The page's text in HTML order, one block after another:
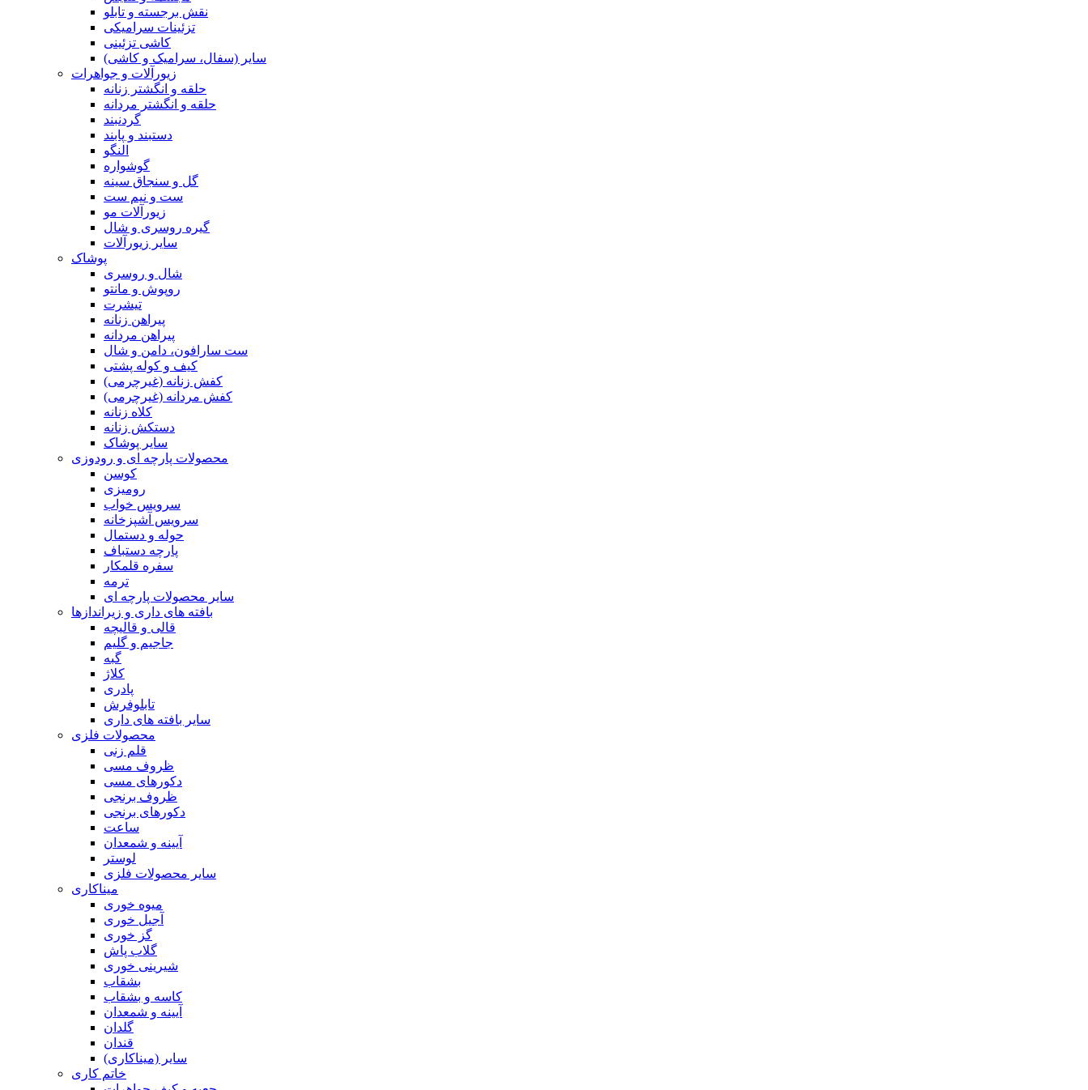
نقش برجسته و تابلو
تزئینات سرامیکی
کاشی تزئینی
سایر (سفال، سرامیک و کاشی)
زیورآلات و جواهرات
حلقه و انگشتر زنانه
حلقه و انگشتر مردانه
گردنبند
دستبند و پابند
النگو
گوشواره
گل و سنجاق سینه
ست و نیم ست
زیورآلات مو
گیره روسری و شال
سایر زیورآلات
پوشاک
شال و روسری
روپوش و مانتو
تیشرت
پیراهن زنانه
پیراهن مردانه
ست سارافون، دامن و شال
کیف و کوله پشتی
کفش زنانه (غیرچرمی)
کفش مردانه (غیرچرمی)
کلاه زنانه
دستکش زنانه
سایر پوشاک
محصولات پارچه ای و رودوزی
کوسن
رومیزی
سرویس خواب
سرویس آشپزخانه
حوله و دستمال
پارچه دستباف
سفره قلمکار
ترمه
سایر محصولات پارچه ای
بافته های داری و زیراندازها
قالی و قالیچه
جاجیم و گلیم
گبه
کلاژ
پادری
تابلوفرش
سایر بافته های داری
محصولات فلزی
قلم زنی
ظروف مسی
دکورهای مسی
ظروف برنجی
دکورهای برنجی
ساعت
آیینه و شمعدان
لوستر
سایر محصولات فلزی
میناکاری
میوه خوری
آجیل خوری
گز خوری
گلاب پاش
شیرینی خوری
بشقاب
کاسه و بشقاب
آیینه و شمعدان
گلدان
قندان
سایر (میناکاری)
خاتم کاری